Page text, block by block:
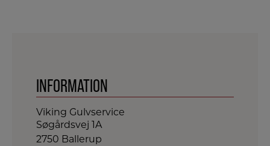
INFORMATION
Viking Gulvservice
Søgårdsvej 1A
2750 Ballerup​